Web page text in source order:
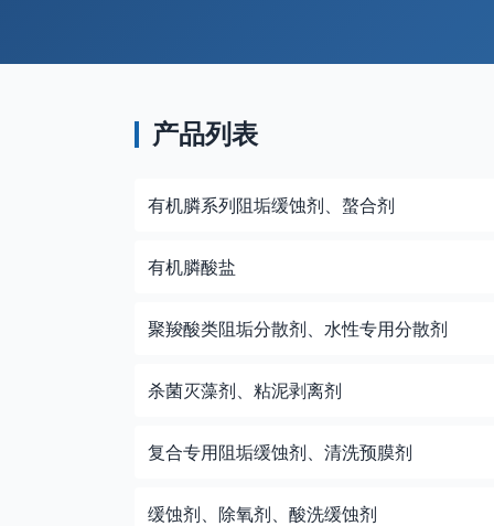
产品列表
有机膦系列阻垢缓蚀剂、螯合剂
有机膦酸盐
聚羧酸类阻垢分散剂、水性专用分散剂
杀菌灭藻剂、粘泥剥离剂
复合专用阻垢缓蚀剂、清洗预膜剂
缓蚀剂、除氧剂、酸洗缓蚀剂